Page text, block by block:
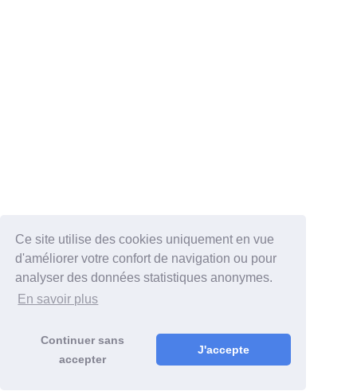
Ce site utilise des cookies uniquement en vue
d'améliorer votre confort de navigation ou pour
analyser des données statistiques anonymes.
En savoir plus
Continuer sans
accepter
J'accepte